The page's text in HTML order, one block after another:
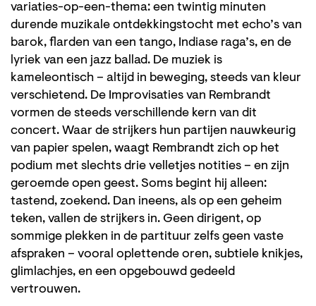
variaties-op-een-thema: een twintig minuten
durende muzikale ontdekkingstocht met echo’s van
barok, flarden van een tango, Indiase raga’s, en de
lyriek van een jazz ballad. De muziek is
kameleontisch – altijd in beweging, steeds van kleur
verschietend. De Improvisaties van Rembrandt
vormen de steeds verschillende kern van dit
concert. Waar de strijkers hun partijen nauwkeurig
van papier spelen, waagt Rembrandt zich op het
podium met slechts drie velletjes notities – en zijn
geroemde open geest. Soms begint hij alleen:
tastend, zoekend. Dan ineens, als op een geheim
teken, vallen de strijkers in. Geen dirigent, op
sommige plekken in de partituur zelfs geen vaste
afspraken – vooral oplettende oren, subtiele knikjes,
glimlachjes, en een opgebouwd gedeeld
vertrouwen.